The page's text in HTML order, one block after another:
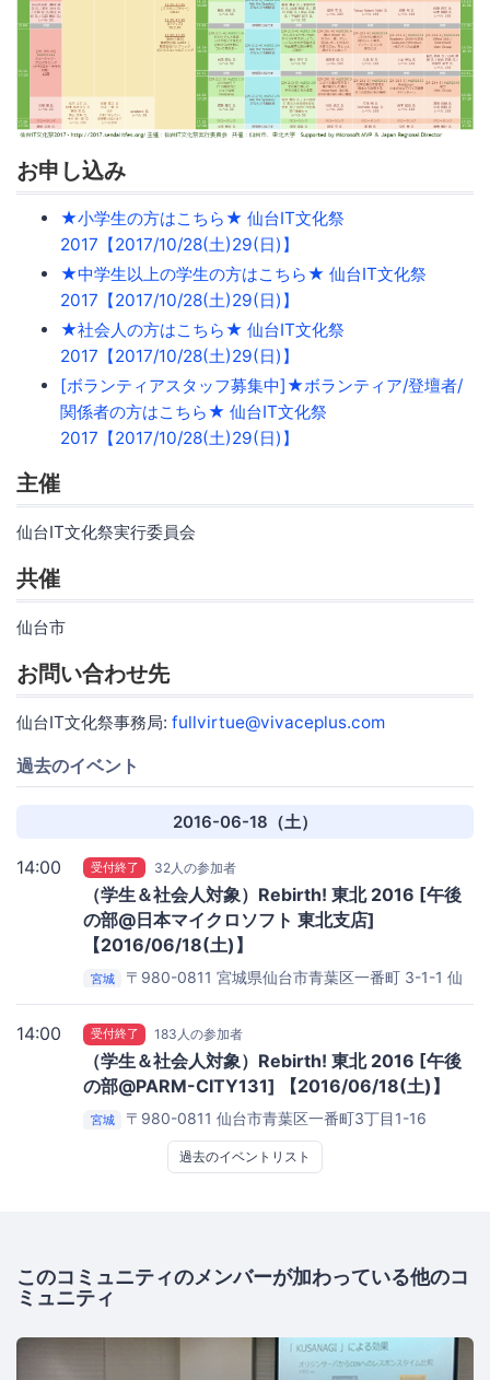
お申し込み
★小学生の方はこちら★ 仙台IT文化祭
2017【2017/10/28(土)29(日)】
★中学生以上の学生の方はこちら★ 仙台IT文化祭
2017【2017/10/28(土)29(日)】
★社会人の方はこちら★ 仙台IT文化祭
2017【2017/10/28(土)29(日)】
[ボランティアスタッフ募集中]★ボランティア/登壇者/
関係者の方はこちら★ 仙台IT文化祭
2017【2017/10/28(土)29(日)】
主催
仙台IT文化祭実行委員会
共催
仙台市
お問い合わせ先
仙台IT文化祭事務局: fullvirtue@vivaceplus.com
過去のイベント
2016-06-18（土）
14:00 受付終了 32人の参加者
（学生＆社会人対象）Rebirth! 東北 2016 [午後
の部@日本マイクロソフト 東北支店]
【2016/06/18(土)】
宮城
〒980-0811 宮城県仙台市青葉区一番町 3-1-1 仙
ナールーム
14:00 受付終了 183人の参加者
（学生＆社会人対象）Rebirth! 東北 2016 [午後
の部@PARM-CITY131] 【2016/06/18(土)】
宮城
〒980-0811 仙台市青葉区一番町3丁目1-16
PARM-CITY131
過去のイベントリスト
このコミュニティのメンバーが加わっている他のコ
ミュニティ